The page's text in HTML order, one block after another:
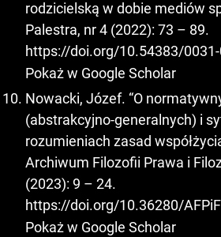
rodzicielską w dobie mediów
Palestra, nr 4 (2022): 73 – 89.
https://doi.org/10.54383/
Pokaż w Google Scholar
Nowacki, Józef. “O
(abstrakcyjno‑generalnych) i
rozumieniach zasad
Archiwum Filozofii Prawa i
(2023): 9 – 24.
https://doi.org/10.36280/
Pokaż w Google Scholar